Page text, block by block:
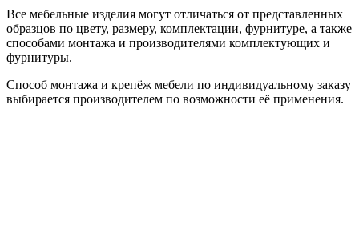
Все мебельные изделия могут отличаться от представленных
образцов по цвету, размеру, комплектации, фурнитуре, а также
способами монтажа и производителями комплектующих и
фурнитуры.
Способ монтажа и крепёж мебели по индивидуальному заказу
выбирается производителем по возможности её применения.